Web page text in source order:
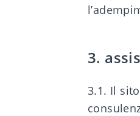
3.
3.1. Il